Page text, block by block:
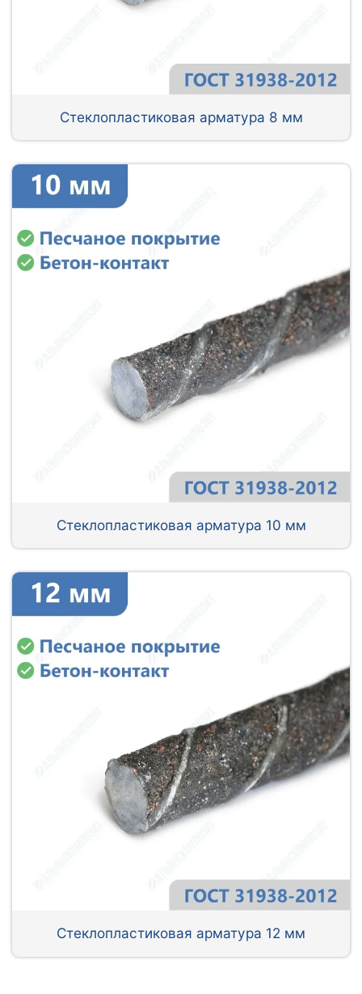
Стеклопластиковая арматура 8 мм
Стеклопластиковая арматура 10 мм
Стеклопластиковая арматура 12 мм